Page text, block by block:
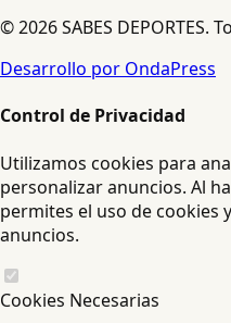
© 2026 SABES DEPORTES.
Desarrollo por OndaPress
Control de Privacidad
Utilizamos cookies para
personalizar anuncios. Al
permites el uso de cookies
anuncios.
Cookies Necesarias